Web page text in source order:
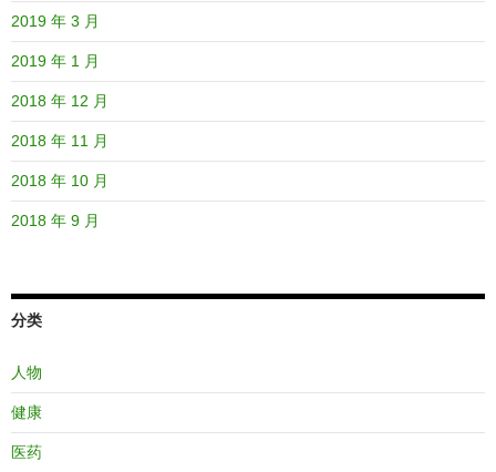
2019 年 3 月
2019 年 1 月
2018 年 12 月
2018 年 11 月
2018 年 10 月
2018 年 9 月
分类
人物
健康
医药